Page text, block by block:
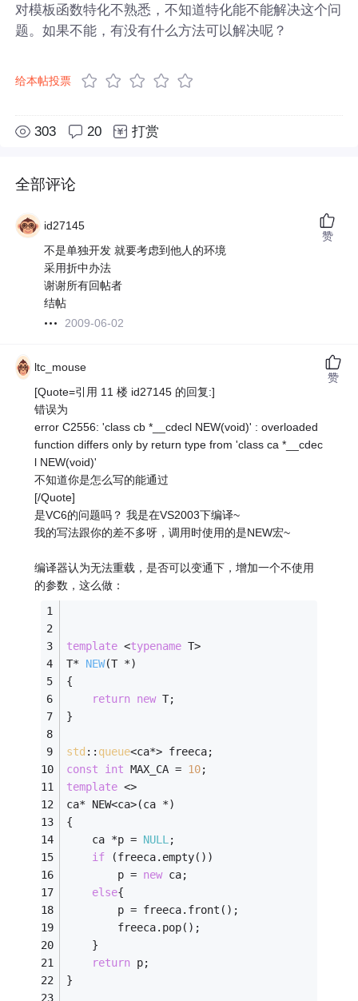
对模板函数特化不熟悉，不知道特化能不能解决这个问
题。如果不能，有没有什么方法可以解决呢？
给本帖投票
303 20 打赏
全部评论
id27145
不是单独开发 就要考虑到他人的环境
采用折中办法
谢谢所有回帖者
结帖
2009-06-02
赞
ltc_mouse
[Quote=引用 11 楼 id27145 的回复:]
错误为
error C2556: 'class cb *__cdecl NEW(void)' : overloaded
function differs only by return type from 'class ca *__cdec
l NEW(void)'
不知道你是怎么写的能通过
[/Quote]
是VC6的问题吗？ 我是在VS2003下编译~
我的写法跟你的差不多呀，调用时使用的是NEW宏~
编译器认为无法重载，是否可以变通下，增加一个不使用
的参数，这么做：
template <typename T>
T* NEW(T *)
{
return new T;
}
std :: queue<ca*> freeca;
const
int MAX_CA = 10;
template <>
ca* NEW<ca>(ca *)
{
    ca *p =
NULL;
if (freeca.empty())
        p =
new ca;
else{
        p = freeca.front();
        freeca.pop();
    }
return p;
}
赞